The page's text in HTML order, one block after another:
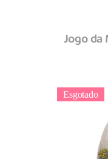
Jogo da
Esgotado